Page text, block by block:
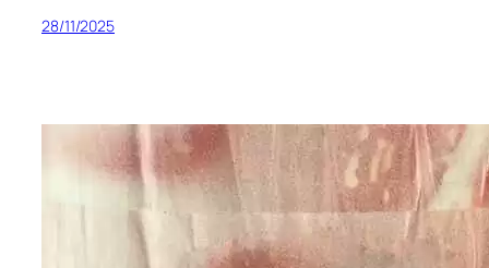
28/11/2025